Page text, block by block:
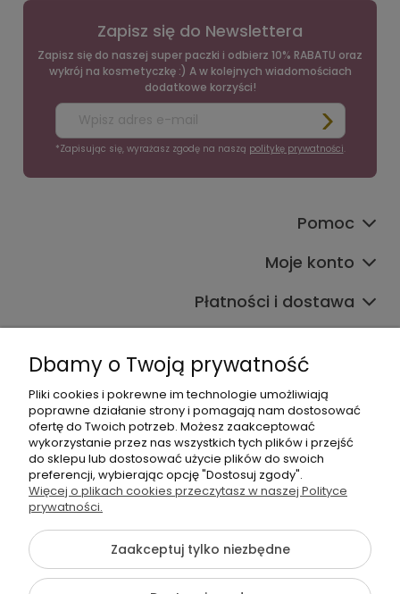
Zapisz się do Newslettera
Zapisz się do naszej super paczki i odbierz 10% RABATU oraz
wykrój na kosmetyczkę :) A w kolejnych wiadomościach
dodatkowe korzyści!
*Zapisując się, wyrażasz zgodę na naszą politykę prywatności.
Pomoc
Moje konto
Płatności i dostawa
+48 605 141 363
{literal}
Dbamy o Twoją prywatność
Pliki cookies i pokrewne im technologie umożliwiają
poprawne działanie strony i pomagają nam dostosować
ofertę do Twoich potrzeb. Możesz zaakceptować
wykorzystanie przez nas wszystkich tych plików i przejść
do sklepu lub dostosować użycie plików do swoich
preferencji, wybierając opcję "Dostosuj zgody".
Więcej o plikach cookies przeczytasz w naszej Polityce
prywatności.
Zaakceptuj tylko niezbędne